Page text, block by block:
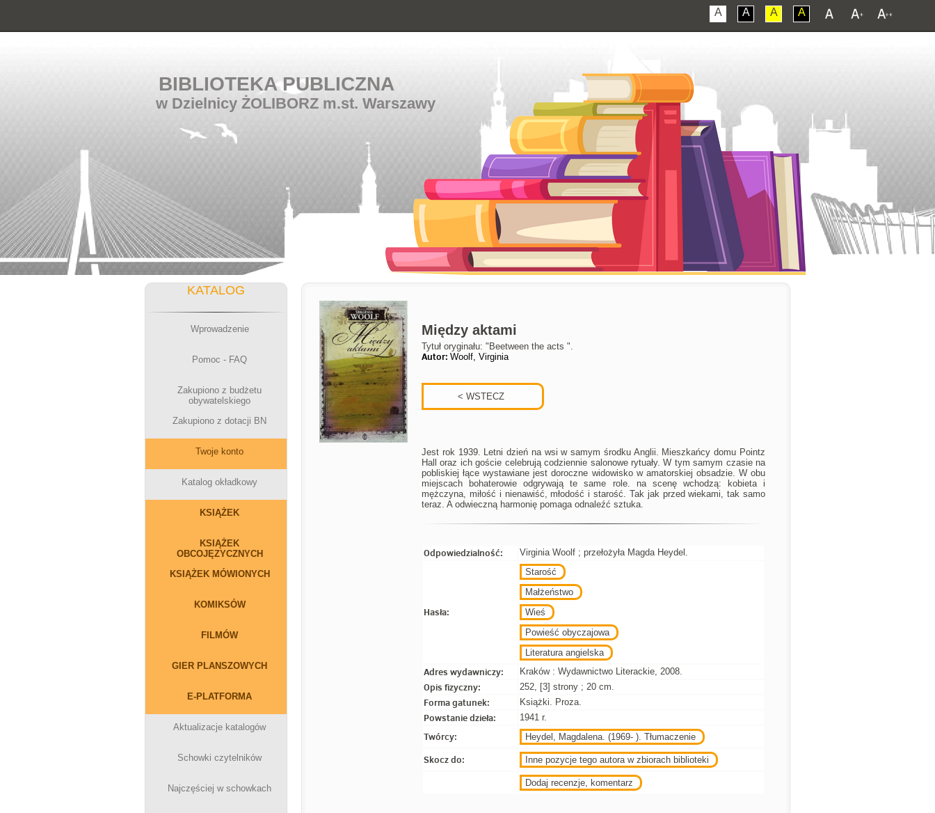
A A A A
BIBLIOTEKA PUBLICZNA
w Dzielnicy ŻOLIBORZ m.st. Warszawy
KATALOG
Wprowadzenie
Pomoc - FAQ
Zakupiono z budżetu
obywatelskiego
Zakupiono z dotacji BN
Twoje konto
Katalog okładkowy
KSIĄŻEK
KSIĄŻEK
OBCOJĘZYCZNYCH
KSIĄŻEK MÓWIONYCH
KOMIKSÓW
FILMÓW
GIER PLANSZOWYCH
E-PLATFORMA
Aktualizacje katalogów
Schowki czytelników
Najczęściej w schowkach
Między aktami
Tytuł oryginału: "Beetween the acts ".
Autor: Woolf, Virginia
Jest rok 1939. Letni dzień na wsi w samym środku Anglii. Mieszkańcy domu Pointz
Hall oraz ich goście celebrują codziennie salonowe rytuały. W tym samym czasie na
pobliskiej łące wystawiane jest doroczne widowisko w amatorskiej obsadzie. W obu
miejscach bohaterowie odgrywają te same role. na scenę wchodzą: kobieta i
mężczyna, miłość i nienawiść, młodość i starość. Tak jak przed wiekami, tak samo
teraz. A odwieczną harmonię pomaga odnaleźć sztuka.
Odpowiedzialność: Virginia Woolf ; przełożyła Magda Heydel.
Hasła:
Starość
Małżeństwo
Wieś
Powieść obyczajowa
Literatura angielska
Adres wydawniczy: Kraków : Wydawnictwo Literackie, 2008.
Opis fizyczny: 252, [3] strony ; 20 cm.
Forma gatunek: Książki. Proza.
Powstanie dzieła: 1941 r.
Twórcy: Heydel, Magdalena. (1969- ). Tłumaczenie
Skocz do: Inne pozycje tego autora w zbiorach biblioteki
Dodaj recenzje, komentarz